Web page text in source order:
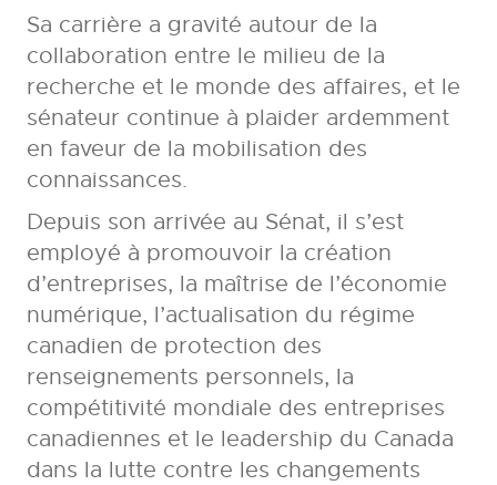
Sa carrière a gravité autour de la
collaboration entre le milieu de la
recherche et le monde des affaires, et le
sénateur continue à plaider ardemment
en faveur de la mobilisation des
connaissances.
Depuis son arrivée au Sénat, il s’est
employé à promouvoir la création
d’entreprises, la maîtrise de l’économie
numérique, l’actualisation du régime
canadien de protection des
renseignements personnels, la
compétitivité mondiale des entreprises
canadiennes et le leadership du Canada
dans la lutte contre les changements